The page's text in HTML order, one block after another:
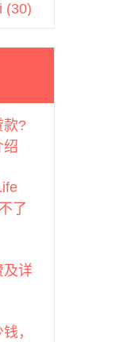
(30)
Prao
(14)
(3)
(1)
(7)
款?
绍
了
及详
，